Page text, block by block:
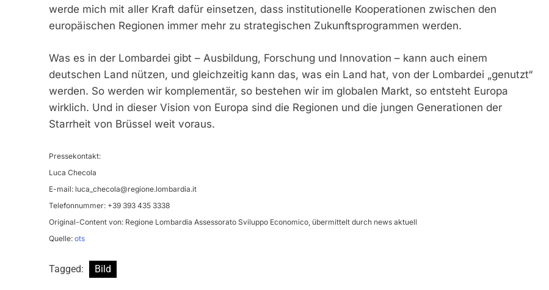
werde mich mit aller Kraft dafür einsetzen, dass institutionelle Kooperationen zwischen den
europäischen Regionen immer mehr zu strategischen Zukunftsprogrammen werden.
Was es in der Lombardei gibt – Ausbildung, Forschung und Innovation – kann auch einem
deutschen Land nützen, und gleichzeitig kann das, was ein Land hat, von der Lombardei „genutzt“
werden. So werden wir komplementär, so bestehen wir im globalen Markt, so entsteht Europa
wirklich. Und in dieser Vision von Europa sind die Regionen und die jungen Generationen der
Starrheit von Brüssel weit voraus.
Pressekontakt:
Luca Checola
E-mail: luca_checola@regione.lombardia.it
Telefonnummer: +39 393 435 3338
Original-Content von: Regione Lombardia Assessorato Sviluppo Economico, übermittelt durch news aktuell
Quelle: ots
Tagged: Bild